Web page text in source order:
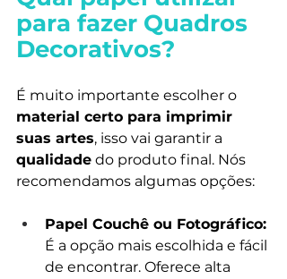
para fazer Quadros
Decorativos?
É muito importante escolher o
material certo para imprimir
suas artes, isso vai garantir a
qualidade do produto final. Nós
recomendamos algumas opções:
Papel Couchê ou Fotográfico:
É a opção mais escolhida e fácil
de encontrar. Oferece alta